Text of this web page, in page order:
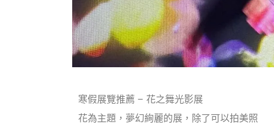
寒假展覽推薦 – 花之舞光影展
花為主題，夢幻絢麗的展，除了可以拍美照